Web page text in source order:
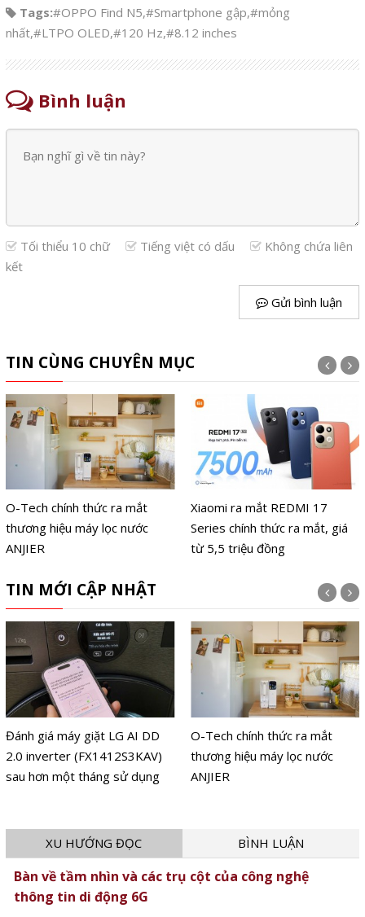
Tags:#OPPO Find N5,#Smartphone gập,#mỏng
nhất,#LTPO OLED,#120 Hz,#8.12 inches
Bình luận
Tối thiểu 10 chữ Tiếng việt có dấu
Không chứa liên
kết
Gửi bình luận
TIN CÙNG CHUYÊN MỤC
O-Tech chính thức ra mắt
thương hiệu máy lọc nước
ANJIER
Xiaomi ra mắt REDMI 17
Series chính thức ra mắt, giá
từ 5,5 triệu đồng
TIN MỚI CẬP NHẬT
Đánh giá máy giặt LG AI DD
2.0 inverter (FX1412S3KAV)
sau hơn một tháng sử dụng
O-Tech chính thức ra mắt
thương hiệu máy lọc nước
ANJIER
XU HƯỚNG ĐỌC BÌNH LUẬN
Bàn về tầm nhìn và các trụ cột của công nghệ
thông tin di động 6G